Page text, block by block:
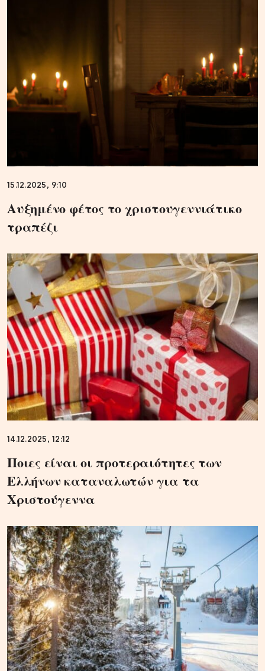
15.12.2025, 9:10
Αυξημένο φέτος το χριστουγεννιάτικο
τραπέζι
14.12.2025, 12:12
Ποιες είναι οι προτεραιότητες των
Ελλήνων καταναλωτών για τα
Χριστούγεννα